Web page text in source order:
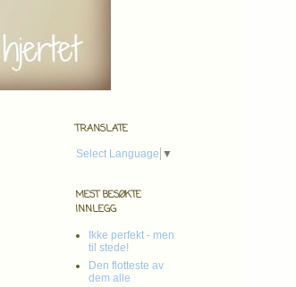
TRANSLATE
Select Language ▼
MEST BESØKTE
INNLEGG
Ikke perfekt - men
til stede!
Den flotteste av
dem alle